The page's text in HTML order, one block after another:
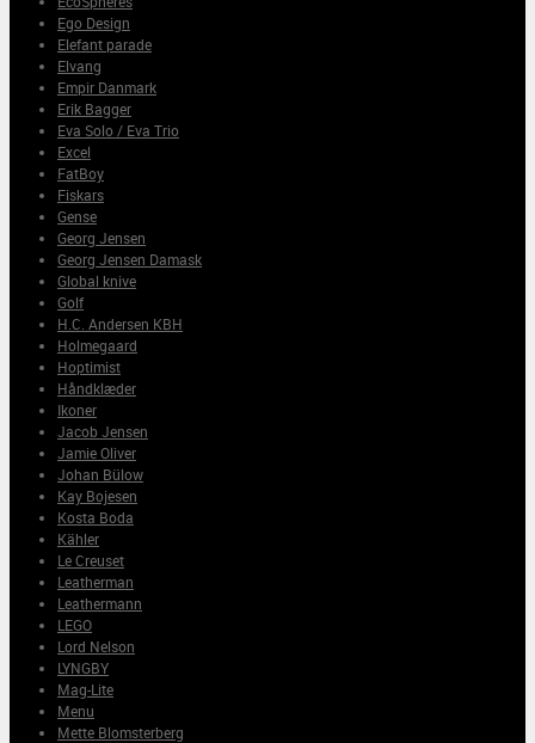
Ego Design
Elefant parade
Elvang
Empir Danmark
Erik Bagger
Eva Solo / Eva Trio
Excel
FatBoy
Fiskars
Gense
Georg Jensen
Georg Jensen Damask
Global knive
Golf
H.C. Andersen KBH
Holmegaard
Hoptimist
Håndklæder
Ikoner
Jacob Jensen
Jamie Oliver
Johan Bülow
Kay Bojesen
Kosta Boda
Kähler
Le Creuset
Leatherman
Leathermann
LEGO
Lord Nelson
LYNGBY
Mag-Lite
Menu
Mette Blomsterberg